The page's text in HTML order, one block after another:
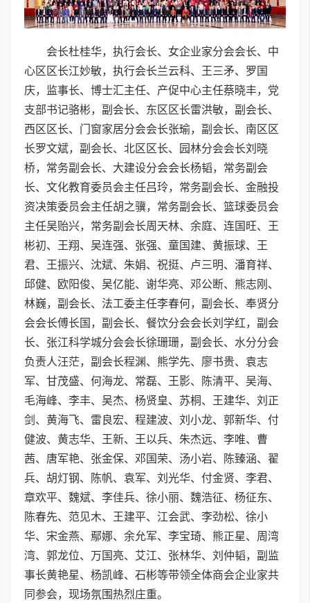
会长杜桂华，执行会长、女企业家分会会长、中
心区区长江妙敏，执行会长兰云科、王三矛、罗国
庆，监事长、博士汇主任、产促中心主任蔡晓丰，党
支部书记骆彬，副会长、东区区长雷洪敏，副会长、
西区区长、门窗家居分会会长张瑜，副会长、南区区
长罗文斌，副会长、北区区长、园林分会会长刘晓
桥，常务副会长、大建设分会会长杨韬，常务副会
长、文化教育委员会主任吕玲，常务副会长、金融投
资决策委员会主任胡之骥，常务副会长、篮球委员会
主任吴贻兴，常务副会长周天林、余庭、连国旺、王
彬初、王翔、吴连强、张强、童国建、黄振球、王
君、王振兴、沈斌、朱娟、祝挺、卢三明、潘育祥、
邱健、欧阳俊、吴亿能、谢华亮、邓公断、熊志刚、
林巍，副会长、法工委主任李春何，副会长、奉贤分
会会长傅长国，副会长、餐饮分会会长刘学红，副会
长、张江科学城分会会长徐珊珊，副会长、水分分会
负责人汪茫，副会长程渊、熊学先、廖书贵、袁志
军、甘茂盛、何海龙、常磊、王影、陈清平、吴海、
毛海峰、李丰、吴杰、杨贤皇、苏桐、王建华、刘正
剑、黄海飞、雷良宏、程建波、刘小龙、郭新华、付
健波、黄志华、王新、王以兵、朱杰远、李唯、曹
茜、唐军艳、张金保、邓国荣、汤小岩、陈臻涵、翟
兵、胡灯钢、陈帆、袁军、刘光华、付金贤、李君、
章欢平、魏斌、李佳兵、徐小丽、魏浩征、杨征东、
陈春先、范见木、王建平、江会武、李劲松、徐小
华、宋金燕、鄢娜、余允军、李宝琦、熊正星、周湾
湾、郭龙位、万国亮、艾江、张林华、刘仲韬，副监
事长黄艳星、杨凯峰、石彬等带领全体商会企业家共
同参会，现场氛围热烈庄重。